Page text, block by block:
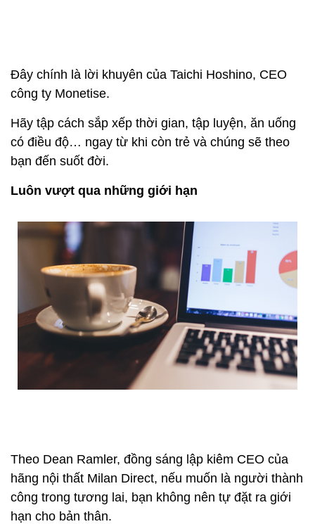
Đây chính là lời khuyên của Taichi Hoshino, CEO
công ty Monetise.
Hãy tập cách sắp xếp thời gian, tập luyện, ăn uống
có điều độ… ngay từ khi còn trẻ và chúng sẽ theo
bạn đến suốt đời.
Luôn vượt qua những giới hạn
Theo Dean Ramler, đồng sáng lập kiêm CEO của
hãng nội thất Milan Direct, nếu muốn là người thành
công trong tương lai, bạn không nên tự đặt ra giới
hạn cho bản thân.